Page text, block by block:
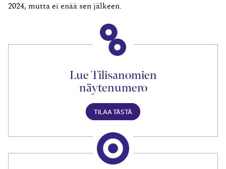
2024, mutta ei enää sen jälkeen.
Lue Tilisanomien
näytenumero
TILAA TÄSTÄ